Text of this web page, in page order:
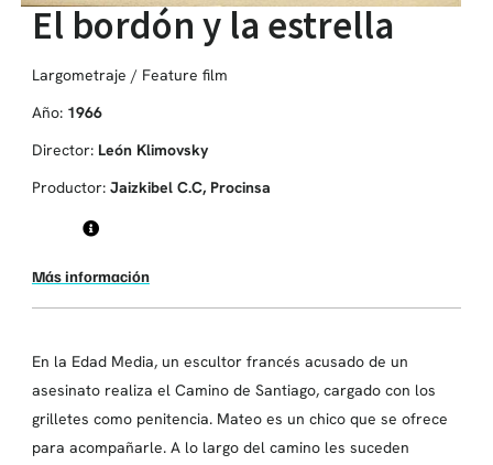
El bordón y la estrella
Largometraje / Feature film
Año: 1966
Director: León Klimovsky
Productor: Jaizkibel C.C, Procinsa
Más información
En la Edad Media, un escultor francés acusado de un
asesinato realiza el Camino de Santiago, cargado con los
grilletes como penitencia. Mateo es un chico que se ofrece
para acompañarle. A lo largo del camino les suceden